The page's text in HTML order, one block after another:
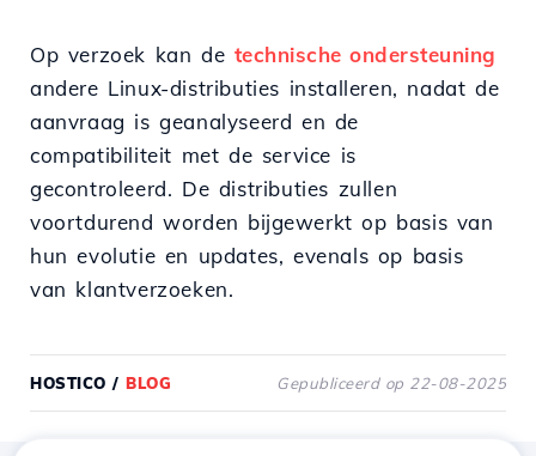
Op verzoek kan de technische ondersteuning
andere Linux-distributies installeren, nadat de
aanvraag is geanalyseerd en de
compatibiliteit met de service is
gecontroleerd. De distributies zullen
voortdurend worden bijgewerkt op basis van
hun evolutie en updates, evenals op basis
van klantverzoeken.
HOSTICO / BLOG Gepubliceerd op 22-08-2025